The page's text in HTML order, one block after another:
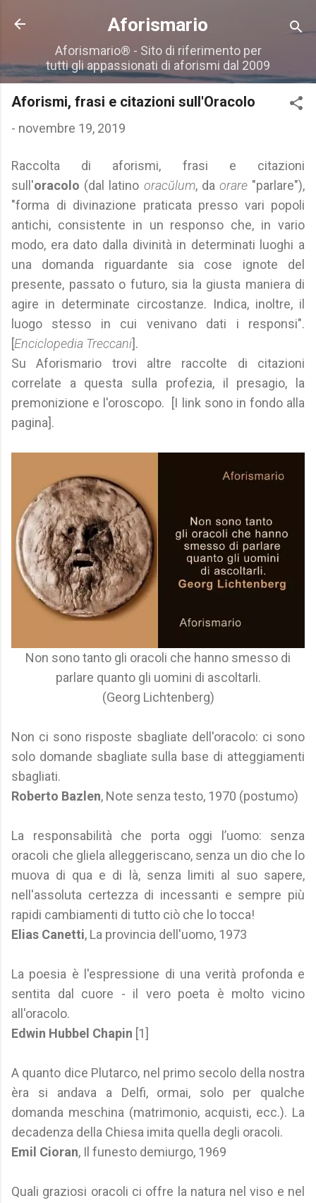
Passa ai contenuti principali
Aforismario
Aforismario® - Sito di riferimento per
tutti gli appassionati di aforismi dal 2009
Aforismi, frasi e citazioni sull'Oracolo
- novembre 19, 2019
Raccolta di aforismi, frasi e citazioni
sull'oracolo (dal latino oracŭlum, da orare "parlare"),
"forma di divinazione praticata presso vari popoli
antichi, consistente in un responso che, in vario
modo, era dato dalla divinità in determinati luoghi a
una domanda riguardante sia cose ignote del
presente, passato o futuro, sia la giusta maniera di
agire in determinate circostanze. Indica, inoltre, il
luogo stesso in cui venivano dati i responsi".
[Enciclopedia Treccani].
Su Aforismario trovi altre raccolte di citazioni
correlate a questa sulla profezia, il presagio, la
premonizione e l'oroscopo. [I link sono in fondo alla
pagina].
Non sono tanto gli oracoli che hanno smesso di
parlare quanto gli uomini di ascoltarli.
(Georg Lichtenberg)
Non ci sono risposte sbagliate dell'oracolo: ci sono
solo domande sbagliate sulla base di atteggiamenti
sbagliati.
Roberto Bazlen, Note senza testo, 1970 (postumo)
La responsabilità che porta oggi l’uomo: senza
oracoli che gliela alleggeriscano, senza un dio che lo
muova di qua e di là, senza limiti al suo sapere,
nell'assoluta certezza di incessanti e sempre più
rapidi cambiamenti di tutto ciò che lo tocca!
Elias Canetti, La provincia dell'uomo, 1973
La poesia è l'espressione di una verità profonda e
sentita dal cuore - il vero poeta è molto vicino
all'oracolo.
Edwin Hubbel Chapin [1]
A quanto dice Plutarco, nel primo secolo della nostra
èra si andava a Delfi, ormai, solo per qualche
domanda meschina (matrimonio, acquisti, ecc.). La
decadenza della Chiesa imita quella degli oracoli.
Emil Cioran, Il funesto demiurgo, 1969
Quali graziosi oracoli ci offre la natura nel viso e nel